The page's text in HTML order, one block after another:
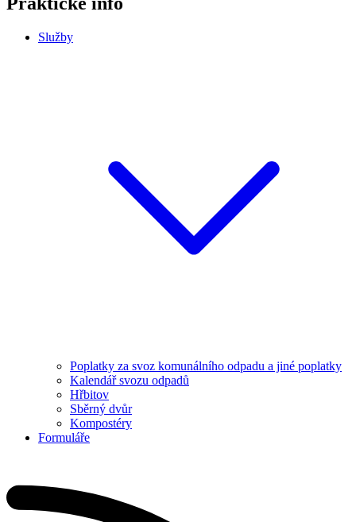
Služby
Poplatky za svoz komunálního odpadu a jiné poplatky
Kalendář svozu odpadů
Hřbitov
Sběrný dvůr
Kompostéry
Formuláře